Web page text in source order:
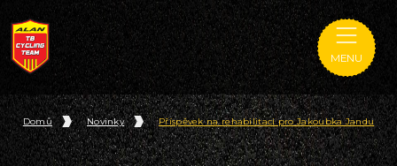
MENU
Domů Novinky Příspěvek na rehabilitaci pro Jakoubka Jandu